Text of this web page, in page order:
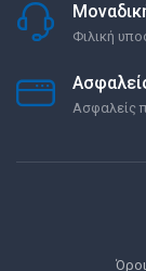
Φιλική
Ασφαλείς